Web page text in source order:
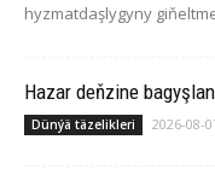
hyzmatdaşlygyny
Hazar deňzine
Dünýä täzelikleri 2026-08-